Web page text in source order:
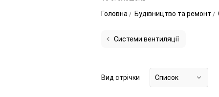
Головна
Будівництво та ремонт
Системи вентиляції
Вид стрічки Список